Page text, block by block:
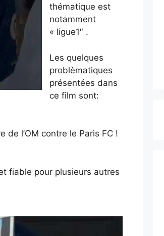
thématique est
notamment
« ligue1″ .
Les quelques
problèmatiques
présentées dans
ce film sont:
de l’OM contre le Paris FC !
fiable pour plusieurs autres